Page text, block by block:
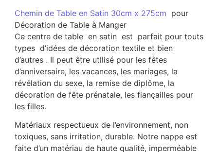
Chemin de Table en Satin 30cm x 275cm pour
Décoration de Table à Manger
Ce centre de table en satin est parfait pour touts
types d’idées de décoration textile et bien
d’autres . Il peut être utilisé pour les fêtes
d’anniversaire, les vacances, les mariages, la
révélation du sexe, la remise de diplôme, la
décoration de fête prénatale, les fiançailles pour
les filles.
Matériaux respectueux de l’environnement, non
toxiques, sans irritation, durable. Notre nappe est
faite d’un matériau de haute qualité, imperméable